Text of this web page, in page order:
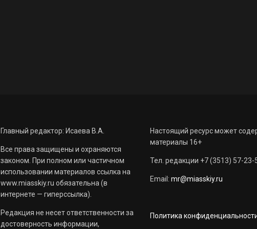
Главный редактор: Исаева В.А.
Все права защищены и охраняются
законом. При полном или частичном
использовании материалов ссылка на
www.miasskiy.ru обязательна (в
интернете — гиперссылка).
Редакция не несет ответственности за
достоверность информации,
Настоящий ресурс может
материалы 16+
Тел. редакции +7 (3513) 57-23-
Email: mr@miasskiy.ru
Политика